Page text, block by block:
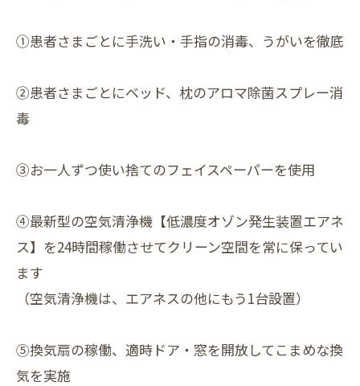
①患者さまごとに手洗い・手指の消毒、うがいを徹底
②患者さまごとにベッド、枕のアロマ除菌スプレー消
毒
③お一人ずつ使い捨てのフェイスペーパーを使用
④最新型の空気清浄機【低濃度オゾン発生装置エアネ
ス】を24時間稼働させてクリーン空間を常に保ってい
ます
（空気清浄機は、エアネスの他にもう1台設置）
⑤換気扇の稼働、適時ドア・窓を開放してこまめな換
気を実施